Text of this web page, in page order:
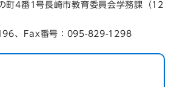
町4番1号長崎市教育委員会学務課（12
、Fax番号：095-829-1298